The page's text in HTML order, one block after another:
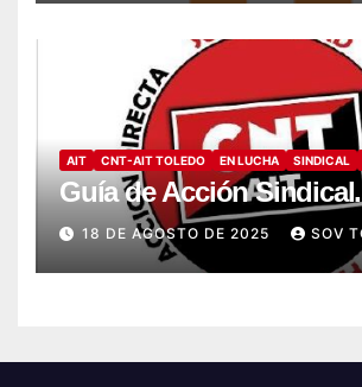
AIT CNT-AIT TOLEDO EN LUCHA SINDICAL
Guía de Acción Sindical.
18 DE AGOSTO DE 2025 SOV